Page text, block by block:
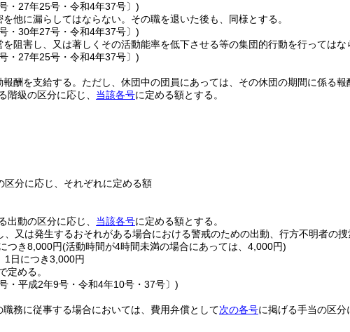
・27年25号・令和4年37号〕)
他に漏らしてはならない。 その職を退いた後も、同様とする。
・30年27号・令和4年37号〕)
阻害し、又は著しくその活動能率を低下させる等の集団的行動を行ってはな
・27年25号・令和4年37号〕)
酬を支給する。 ただし、休団中の団員にあっては、その休団の期間に係る報
階級の区分に応じ、 当該各号に定める額とする。
分に応じ、それぞれに定める額
出動の区分に応じ、 当該各号に定める額とする。
、又は発生するおそれがある場合における警戒のための出動、行方不明者の
つき8,000円(活動時間が4時間未満の場合にあっては、4,000円)
日につき3,000円
定める。
・平成2年9号・令和4年10号・37号〕)
務に従事する場合においては、費用弁償として次の各号に掲げる手当の区分